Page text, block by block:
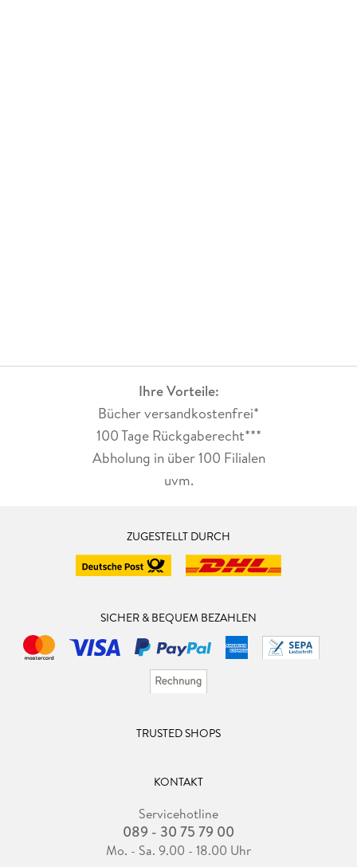
Ihre Vorteile:
Bücher versandkostenfrei*
100 Tage Rückgaberecht***
Abholung in über 100 Filialen
uvm.
ZUGESTELLT DURCH
SICHER & BEQUEM BEZAHLEN
TRUSTED SHOPS
KONTAKT
Servicehotline
089 - 30 75 79 00
Mo. - Sa. 9.00 - 18.00 Uhr